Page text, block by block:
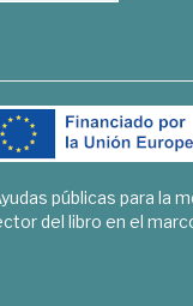
públicas para la
del libro en el